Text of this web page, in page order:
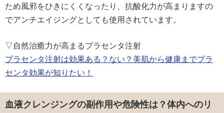
ため風邪をひきにくくなったり、抗酸化力が高まりますの
でアンチエイジングとしても使用されています。
▽自然治癒力が高まるプラセンタ注射
プラセンタ注射は効果ある？ない？美肌から健康までプラ
センタ効果が知りたい！
血液クレンジングの副作用や危険性は？体内へのリ